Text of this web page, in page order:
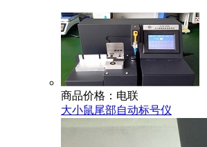
商品价格：电联
大小鼠尾部自动标号仪